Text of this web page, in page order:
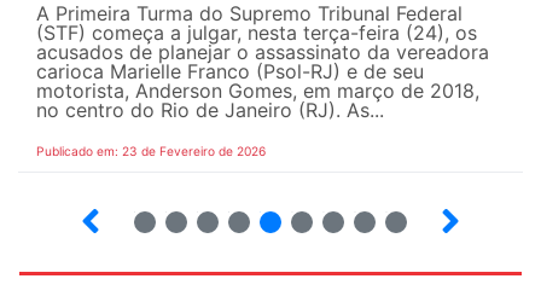
A Primeira Turma do Supremo Tribunal Federal
(STF) começa a julgar, nesta terça-feira (24), os
acusados de planejar o assassinato da vereadora
carioca Marielle Franco (Psol-RJ) e de seu
motorista, Anderson Gomes, em março de 2018,
no centro do Rio de Janeiro (RJ). As...
Publicado em: 23 de Fevereiro de 2026